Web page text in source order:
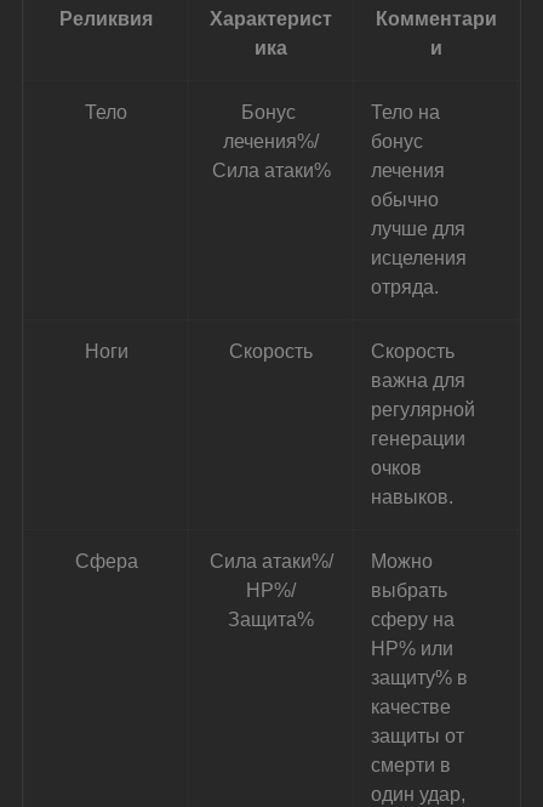
Реликвия
Характерист
ика
Комментари
и
Тело
Бонус
лечения%/
Сила атаки%
Тело на
бонус
лечения
обычно
лучше для
исцеления
отряда.
Ноги Скорость
Скорость
важна для
регулярной
генерации
очков
навыков.
Сфера
Сила атаки%/
НР%/
Защита%
Можно
выбрать
сферу на
НР% или
защиту% в
качестве
защиты от
смерти в
один удар,